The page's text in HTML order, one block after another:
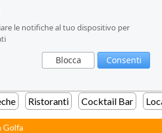
le notifiche al tuo dispositivo per
Blocca Consenti
le notifiche al tuo dispositivo per
Blocca Consenti
Ristoranti Cocktail Bar
Golfa